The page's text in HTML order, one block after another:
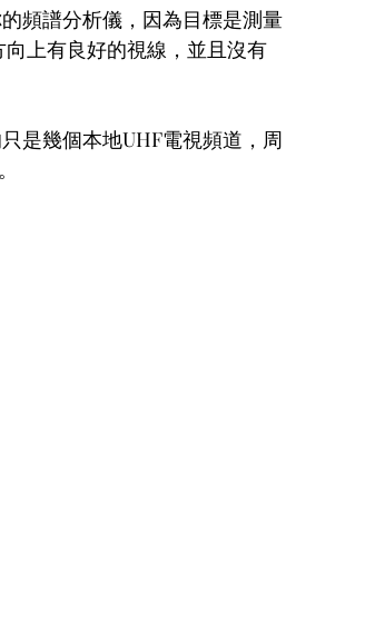
頻譜分析儀，因為目標是測量
上有良好的視線，並且沒有
是幾個本地UHF電視頻道，周